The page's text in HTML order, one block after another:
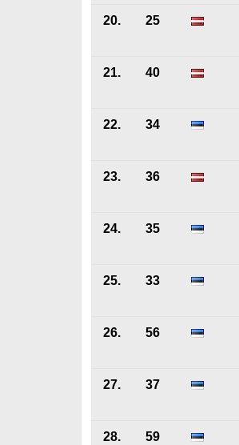
20. 25
21. 40
22. 34
23. 36
24. 35
25. 33
26. 56
27. 37
28. 59